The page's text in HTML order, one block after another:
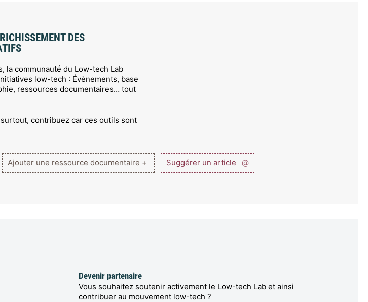
DES
la communauté du Low-tech Lab
low-tech : Évènements, base
ressources documentaires… tout
contribuez car ces outils sont
Ajouter une ressource documentaire + Suggérer un article @
Devenir partenaire
Vous souhaitez soutenir activement le Low-tech Lab et ainsi
contribuer au mouvement low-tech ?